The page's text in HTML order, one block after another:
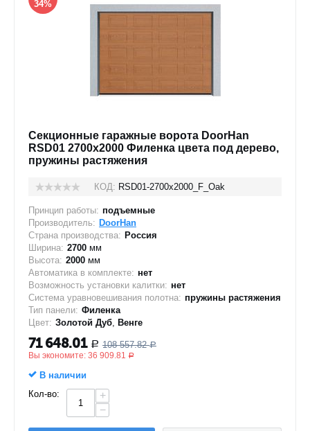
34%
Секционные гаражные ворота DoorHan
RSD01 2700x2000 Филенка цвета под дерево,
пружины растяжения
КОД: RSD01-2700х2000_F_Oak
Принцип работы: подъемные
Производитель: DoorHan
Страна производства: Россия
Ширина: 2700 мм
Высота: 2000 мм
Автоматика в комплекте: нет
Возможность установки калитки: нет
Система уравновешивания полотна: пружины растяжения
Тип панели: Филенка
Цвет: Золотой Дуб, Венге
71 648.01 Р 108 557.82 Р
Вы экономите: 36 909.81 Р
В наличии
Кол-во:
+
−